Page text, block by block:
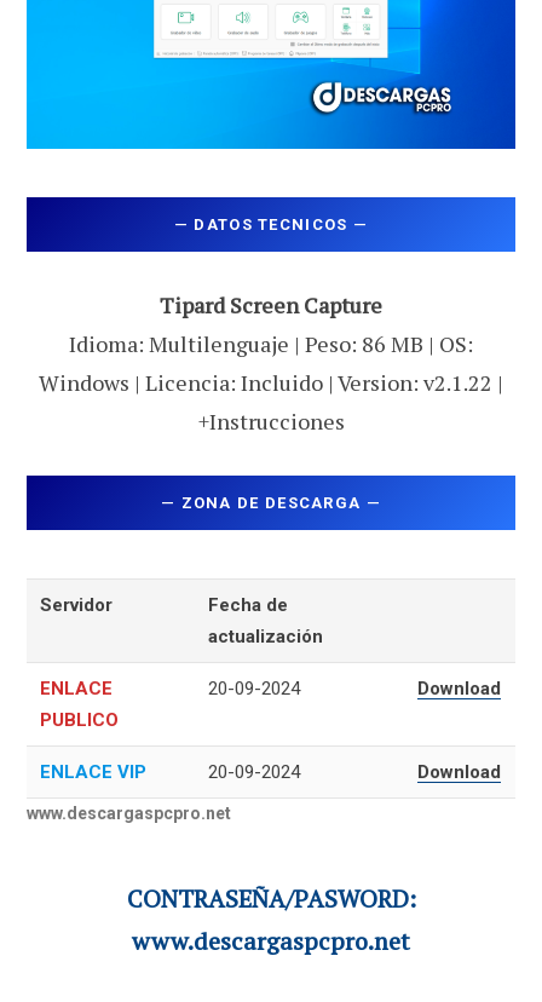
— DATOS TECNICOS —
Tipard Screen Capture
Idioma: Multilenguaje | Peso: 86 MB | OS:
Windows | Licencia: Incluido | Version: v2.1.22 |
+Instrucciones
— ZONA DE DESCARGA —
Servidor
Fecha de
actualización
ENLACE
PUBLICO
20-09-2024 Download
ENLACE VIP 20-09-2024 Download
www.descargaspcpro.net
CONTRASEÑA/PASWORD:
www.descargaspcpro.net